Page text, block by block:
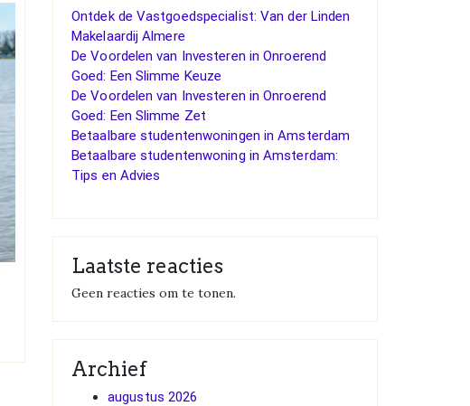
Ontdek de Vastgoedspecialist: Van der Linden
Makelaardij Almere
De Voordelen van Investeren in Onroerend
Goed: Een Slimme Keuze
De Voordelen van Investeren in Onroerend
Goed: Een Slimme Zet
Betaalbare studentenwoningen in Amsterdam
Betaalbare studentenwoning in Amsterdam:
Tips en Advies
Laatste reacties
Geen reacties om te tonen.
Archief
augustus 2026